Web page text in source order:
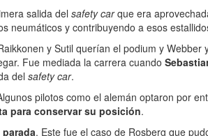
salida del safety carque era
neumáticos y contribuyendo a esos
y Sutil querían el podium y
Fue mediada la carrera cuando
del safety car.
pilotos como el alemán optaron por
para conservar su posición.
. Este fue el caso de Rosberg que